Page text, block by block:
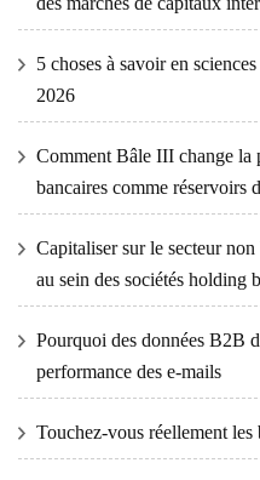
5 choses à savoir en
2026
Comment Bâle III change la
bancaires comme réservoirs
Capitaliser sur le secteur
au sein des sociétés holding
Pourquoi des données B2B
performance des e-mails
Touchez-vous réellement les